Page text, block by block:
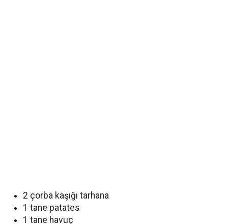
2 çorba kaşığı tarhana
1 tane patates
1 tane havuç